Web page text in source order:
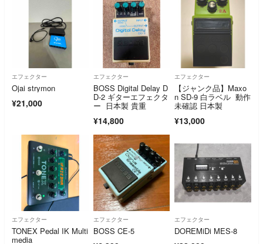
エフェクター
Ojai strymon
¥21,000
エフェクター
BOSS Digital Delay D
D-2 ギターエフェクタ
ー 日本製 貴重
¥14,800
エフェクター
【ジャンク品】Maxo
n SD-9 白ラベル 動作
未確認 日本製
¥13,000
エフェクター
TONEX Pedal IK Multi
media
エフェクター
BOSS CE-5
エフェクター
DOREMiDi MES-8